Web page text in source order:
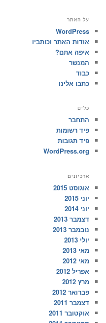
על האתר
WordPress
אודות האתר וכותביו
איפה אתם?
המנשר
כבוד
כתבו אלינו
כלים
התחבר
פיד רשומות
פיד תגובות
WordPress.org
ארכיונים
אוגוסט 2015
יוני 2015
יוני 2014
דצמבר 2013
נובמבר 2013
יולי 2013
מאי 2013
מאי 2012
אפריל 2012
מרץ 2012
פברואר 2012
דצמבר 2011
אוקטובר 2011